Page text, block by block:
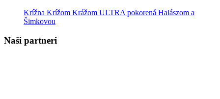
Krížna Krížom Krážom ULTRA pokorená Halászom a
Šimkovou
Naši partneri